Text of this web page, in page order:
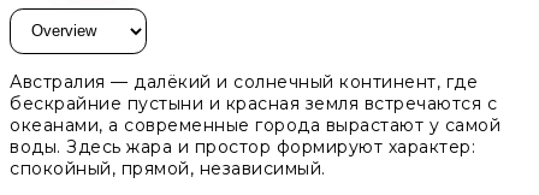
Австралия — далёкий и солнечный континент, где
бескрайние пустыни и красная земля встречаются с
океанами, а современные города вырастают у самой
воды. Здесь жара и простор формируют характер:
спокойный, прямой, независимый.